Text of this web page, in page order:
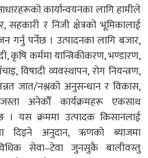
कार्यान्वयनका लागि हामीले
सहकारी र निजी क्षेत्रको भूमिकालाई
गर्नु पर्नेछ । उत्पादनका लागि बजार,
कृषि कर्ममा यान्त्रिकीकरण, भण्डारण,
विषादी व्यवस्थापन, रोग नियन्त्रण,
जात/नश्लको अनुसन्धान र विकास,
अनेकौँ कार्यक्रमहरू एकसाथ
। यस क्रममा उत्पादक किसानलाई
दिइने अनुदान, ऋणको ब्याजमा
सेवा–टेवा जुनसुकै बालीवस्तु